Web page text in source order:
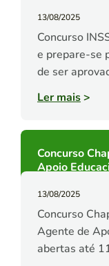
13/08/2025
Concurso
e prepare-se
de ser
Ler mais>
Concurso
Apoio
13/08/2025
Concurso
Agente de
abertas até